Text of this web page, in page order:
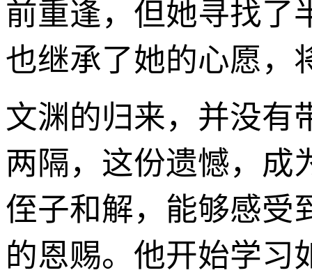
前重逢，但她寻找了
也继承了她的心愿，
文渊的归来，并没有
两隔，这份遗憾，成
侄子和解，能够感受
的恩赐。他开始学习